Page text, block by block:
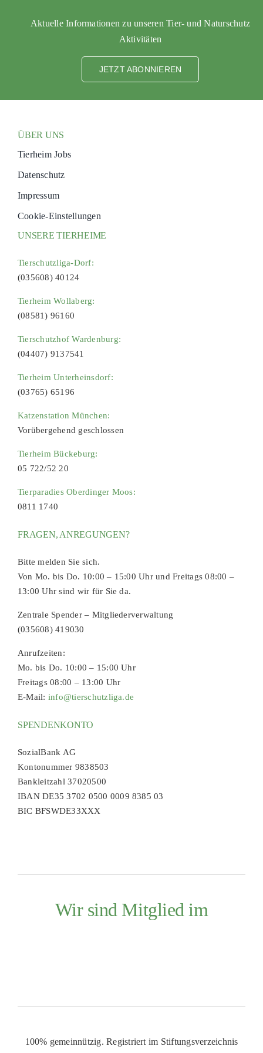
Aktuelle Informationen zu unseren Tier- und Naturschutz
Aktivitäten
JETZT ABONNIEREN
ÜBER UNS
Tierheim Jobs
Datenschutz
Impressum
Cookie-Einstellungen
UNSERE TIERHEIME
Tierschutzliga-Dorf:
(035608) 40124
Tierheim Wollaberg:
(08581) 96160
Tierschutzhof Wardenburg:
(04407) 9137541
Tierheim Unterheinsdorf:
(03765) 65196
Katzenstation München:
Vorübergehend geschlossen
Tierheim Bückeburg:
05 722/52 20
Tierparadies Oberdinger Moos:
0811 1740
FRAGEN, ANREGUNGEN?
Bitte melden Sie sich.
Von Mo. bis Do. 10:00 – 15:00 Uhr und Freitags 08:00 –
13:00 Uhr sind wir für Sie da.
Zentrale Spender – Mitgliederverwaltung
(035608) 419030
Anrufzeiten:
Mo. bis Do. 10:00 – 15:00 Uhr
Freitags 08:00 – 13:00 Uhr
E-Mail: info@tierschutzliga.de
SPENDENKONTO
SozialBank AG
Kontonummer 9838503
Bankleitzahl 37020500
IBAN DE35 3702 0500 0009 8385 03
BIC BFSWDE33XXX
Wir sind Mitglied im
100% gemeinnützig. Registriert im Stiftungsverzeichnis